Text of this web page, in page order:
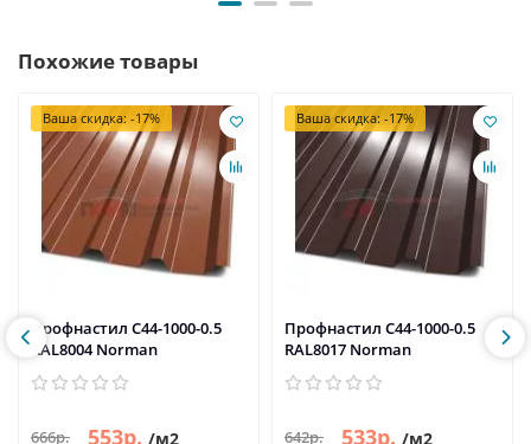
Похожие товары
Ваша скидка: -17%
Профнастил С44-1000-0.5
RAL8004 Norman
666р. 553р. /м2
Ваша скидка: -17%
Профнастил С44-1000-0.5
RAL8017 Norman
642р. 533р. /м2